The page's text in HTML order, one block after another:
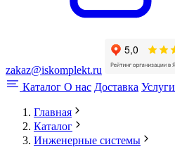
zakaz@iskomplekt.ru
Каталог О нас Доставка Услуги
Главная
Каталог
Инженерные системы